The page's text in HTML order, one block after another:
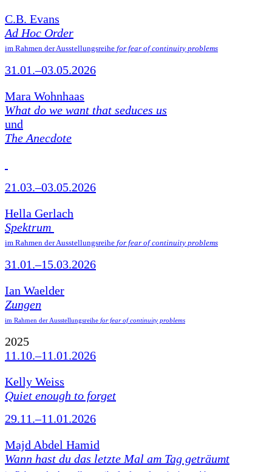
C.B. Evans
Ad Hoc Order
im Rahmen der Ausstellungsreihe for fear of continuity problems
31.01.–03.05.2026
Mara Wohnhaas
What do we want that seduces us
und
The Anecdote
21.03.–03.05.2026
Hella Gerlach
Spektrum
im Rahmen der Ausstellungsreihe for fear of continuity problems
31.01.–15.03.2026
Ian Waelder
Zungen
im Rahmen der Ausstellungsreihe for fear of continuity problems
2025
11.10.–11.01.2026
Kelly Weiss
Quiet enough to forget
29.11.–11.01.2026
Majd Abdel Hamid
Wann hast du das letzte Mal am Tag geträumt